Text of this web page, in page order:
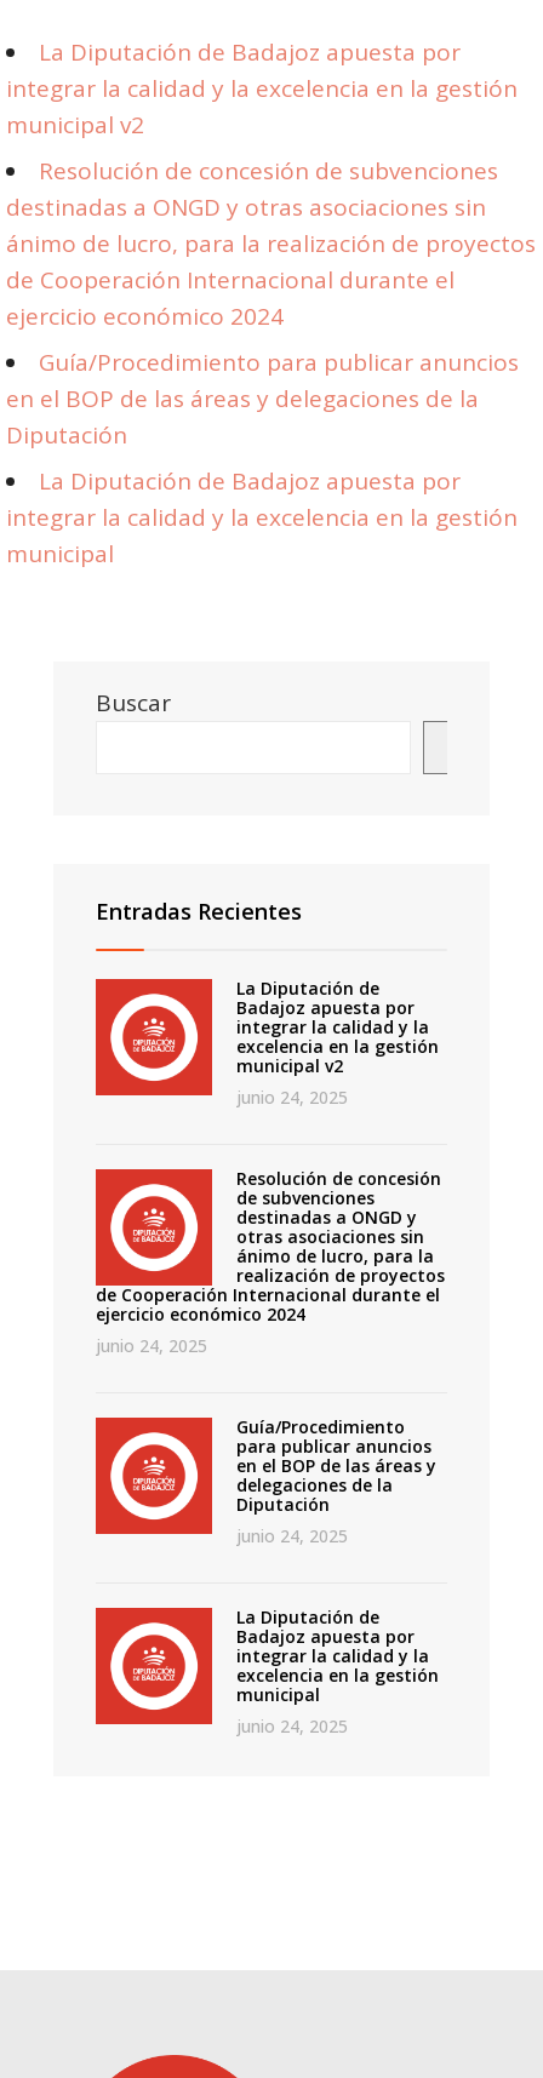
La Diputación de Badajoz apuesta por
integrar la calidad y la excelencia en la gestión
municipal v2
Resolución de concesión de subvenciones
destinadas a ONGD y otras asociaciones sin
ánimo de lucro, para la realización de proyectos
de Cooperación Internacional durante el
ejercicio económico 2024
Guía/Procedimiento para publicar anuncios
en el BOP de las áreas y delegaciones de la
Diputación
La Diputación de Badajoz apuesta por
integrar la calidad y la excelencia en la gestión
municipal
Buscar
Entradas Recientes
La Diputación de
Badajoz apuesta por
integrar la calidad y la
excelencia en la gestión
municipal v2
junio 24, 2025
Resolución de concesión
de subvenciones
destinadas a ONGD y
otras asociaciones sin
ánimo de lucro, para la
realización de proyectos
de Cooperación Internacional durante el
ejercicio económico 2024
junio 24, 2025
Guía/Procedimiento
para publicar anuncios
en el BOP de las áreas y
delegaciones de la
Diputación
junio 24, 2025
La Diputación de
Badajoz apuesta por
integrar la calidad y la
excelencia en la gestión
municipal
junio 24, 2025